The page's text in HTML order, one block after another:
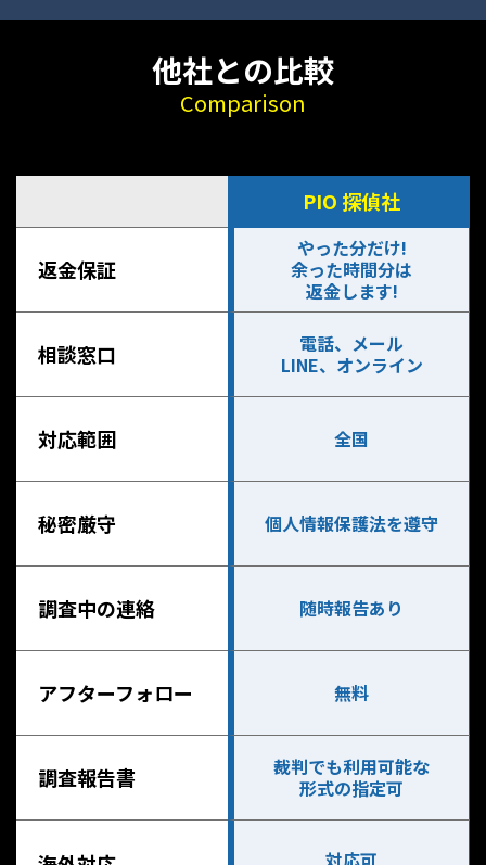
他社との比較
Comparison
PIO 探偵社
返金保証
やった分だけ!
余った時間分は
返金します!
相談窓口
電話、メール
LINE、オンライン
対応範囲 全国
秘密厳守 個人情報保護法を遵守
調査中の連絡 随時報告あり
アフターフォロー 無料
調査報告書
裁判でも利用可能な
形式の指定可
対応可